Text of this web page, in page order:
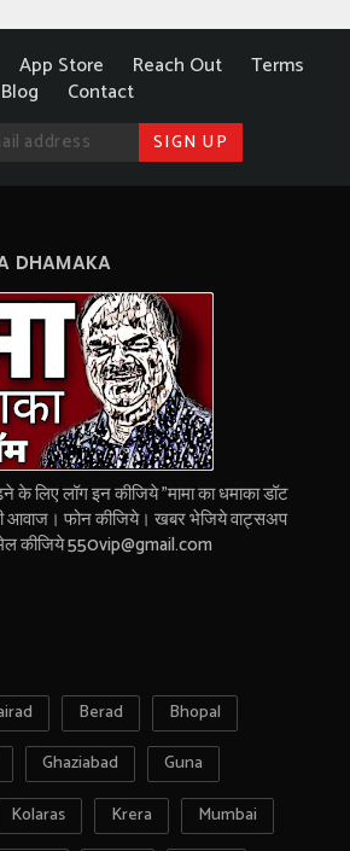
App Store Reach Out
Terms
Blog
Contact
DHAMAKA
लिए लॉग इन कीजिये "मामा का धमाका डॉट
आवाज। फोन कीजिये। खबर भेजिये वाट्सअप
कीजिये 550vip@gmail.com
Berad
Bhopal
Ghaziabad
Guna
Kolaras Krera
Mumbai